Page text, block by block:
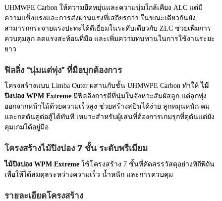
UHMWPE Carbon ให้ความยืดหยุ่นและความนุ่มใกล้เคียง ALC แต่มี
ความแข็งแรงและการส่งผ่านแรงที่เสถียรกว่า ในขณะเดียวกันยัง
สามารถกระจายแรงปะทะได้ดีเยี่ยมในระดับเดียวกับ ZLC ช่วยเพิ่มการ
ควบคุมลูก ลดแรงสะท้อนที่มือ และเพิ่มความทนทานในการใช้งานระยะ
ยาว
ฟิลลิ่ง “นุ่มแต่พุ่ง” ที่มือบุกต้องการ
โครงสร้างแบบ Limba Outer ผสานกับชั้น UHMWPE Carbon ทำให้ ไม้
ปิงปอง WPM Extreme มีฟีลลิ่งการตีที่นุ่มในจังหวะสัมผัสลูก แต่ลูกพุ่ง
ออกจากหน้าไม้ด้วยความเร็วสูง ช่วยสร้างสปินได้ง่าย ลูกหมุนหนัก คม
และกดดันคู่ต่อสู้ได้ทันที เหมาะสำหรับผู้เล่นที่ต้องการเกมรุกที่ดุดันแต่ยัง
คุมเกมได้อยู่มือ
โครงสร้างไม้ปิงปอง 7 ชั้น ระดับพรีเมียม
ไม้ปิงปอง WPM Extreme ใช้โครงสร้าง 7 ชั้นที่คัดสรรวัสดุอย่างพิถีพิถัน
เพื่อให้ได้สมดุลระหว่างความเร็ว น้ำหนัก และการควบคุม
รายละเอียดโครงสร้าง